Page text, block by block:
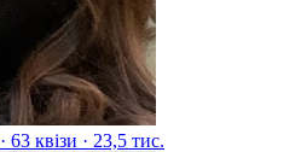
63 квізи · 23,5 тис.